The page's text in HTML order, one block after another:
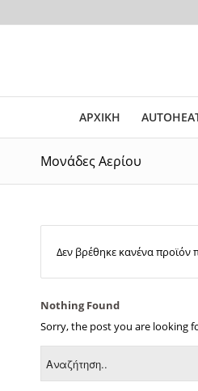
ΑΡΧΙΚΗ
Μονάδες Αερίου
Δεν βρέθηκε κανένα προϊόν
Nothing Found
Sorry, the post you are looking